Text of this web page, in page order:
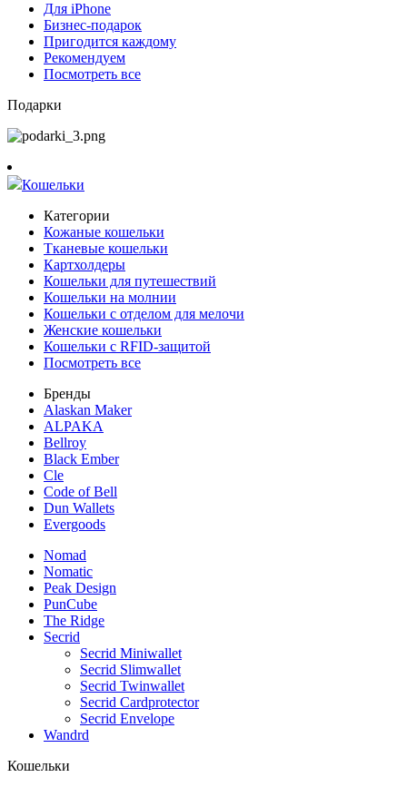
Для iPhone
Бизнес-подарок
Пригодится каждому
Рекомендуем
Посмотреть все
Подарки
Кошельки
Категории
Кожаные кошельки
Тканевые кошельки
Картхолдеры
Кошельки для путешествий
Кошельки на молнии
Кошельки с отделом для мелочи
Женские кошельки
Кошельки с RFID-защитой
Посмотреть все
Бренды
Alaskan Maker
ALPAKA
Bellroy
Black Ember
Cle
Code of Bell
Dun Wallets
Evergoods
Nomad
Nomatic
Peak Design
PunCube
The Ridge
Secrid
Secrid Miniwallet
Secrid Slimwallet
Secrid Twinwallet
Secrid Cardprotector
Secrid Envelope
Wandrd
Кошельки